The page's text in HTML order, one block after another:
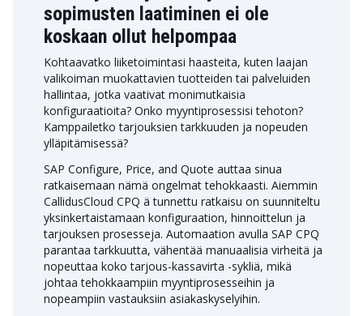
sopimusten laatiminen ei ole
koskaan ollut helpompaa
Kohtaavatko liiketoimintasi haasteita, kuten laajan
valikoiman muokattavien tuotteiden tai palveluiden
hallintaa, jotka vaativat monimutkaisia
konfiguraatioita? Onko myyntiprosessisi tehoton?
Kamppailetko tarjouksien tarkkuuden ja nopeuden
ylläpitämisessä?
SAP Configure, Price, and Quote auttaa sinua
ratkaisemaan nämä ongelmat tehokkaasti. Aiemmin
CallidusCloud CPQ ä tunnettu ratkaisu on suunniteltu
yksinkertaistamaan konfiguraation, hinnoittelun ja
tarjouksen prosesseja. Automaation avulla SAP CPQ
parantaa tarkkuutta, vähentää manuaalisia virheitä ja
nopeuttaa koko tarjous-kassavirta -sykliä, mikä
johtaa tehokkaampiin myyntiprosesseihin ja
nopeampiin vastauksiin asiakaskyselyihin.